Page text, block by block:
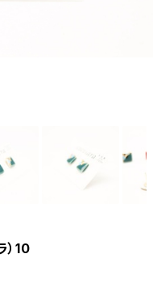
10